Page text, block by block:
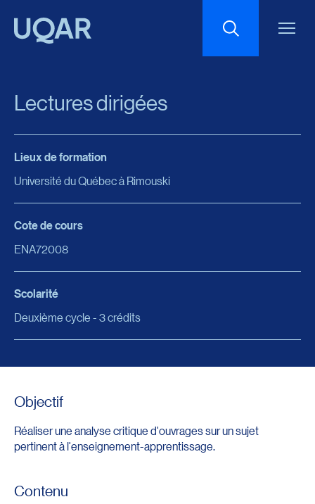
Taille du texte
Espacement du texte
Lectures dirigées
Lieux de formation
Université du Québec à Rimouski
Cote de cours
ENA72008
Scolarité
Deuxième cycle - 3 crédits
Objectif
Réaliser une analyse critique d'ouvrages sur un sujet
pertinent à l'enseignement-apprentissage.
Contenu